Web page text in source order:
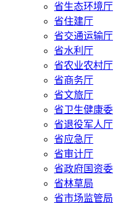
省生态环境厅
省住建厅
省交通运输厅
省水利厅
省农业农村厅
省商务厅
省文旅厅
省卫生健康委
省退役军人厅
省应急厅
省审计厅
省政府国资委
省林草局
省市场监管局